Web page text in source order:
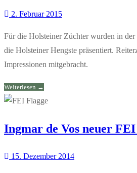
2. Februar 2015
Für die Holsteiner Züchter wurden in
die Holsteiner Hengste präsentiert.
Impressionen mitgebracht.
Weiterlesen →
Ingmar de Vos neuer
15. Dezember 2014